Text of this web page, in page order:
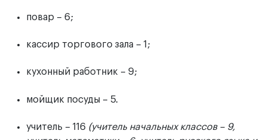
повар – 6;
кассир торгового зала – 1;
кухонный работник – 9;
мойщик посуды – 5.
учитель – 116 (учитель начальных классов – 9,